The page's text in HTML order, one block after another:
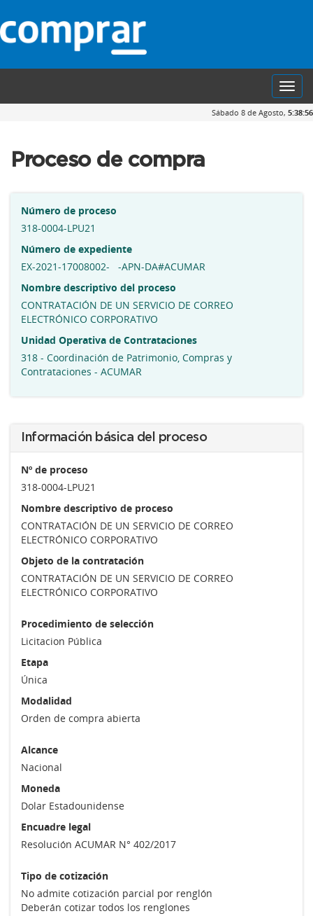
Sábado 8 de Agosto, 5:38:57
Proceso de compra
Número de proceso
318-0004-LPU21
Número de expediente
EX-2021-17008002- -APN-DA#ACUMAR
Nombre descriptivo del proceso
CONTRATACIÓN DE UN SERVICIO DE CORREO
ELECTRÓNICO CORPORATIVO
Unidad Operativa de Contrataciones
318 - Coordinación de Patrimonio, Compras y
Contrataciones - ACUMAR
Información básica del proceso
Nº de proceso
318-0004-LPU21
Nombre descriptivo de proceso
CONTRATACIÓN DE UN SERVICIO DE CORREO
ELECTRÓNICO CORPORATIVO
Objeto de la contratación
CONTRATACIÓN DE UN SERVICIO DE CORREO
ELECTRÓNICO CORPORATIVO
Procedimiento de selección
Licitacion Pública
Etapa
Única
Modalidad
Orden de compra abierta
Alcance
Nacional
Moneda
Dolar Estadounidense
Encuadre legal
Resolución ACUMAR N° 402/2017
Tipo de cotización
No admite cotización parcial por renglón
Deberán cotizar todos los renglones